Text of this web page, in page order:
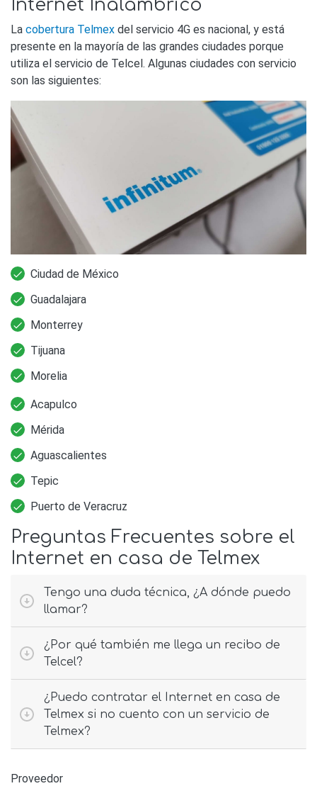
Internet Inalámbrico
La cobertura Telmex del servicio 4G es nacional, y está
presente en la mayoría de las grandes ciudades porque
utiliza el servicio de Telcel. Algunas ciudades con servicio
son las siguientes:
Ciudad de México
Guadalajara
Monterrey
Tijuana
Morelia
Acapulco
Mérida
Aguascalientes
Tepic
Puerto de Veracruz
Preguntas Frecuentes sobre el
Internet en casa de Telmex
Tengo una duda técnica, ¿A dónde puedo
llamar?
¿Por qué también me llega un recibo de
Telcel?
¿Puedo contratar el Internet en casa de
Telmex si no cuento con un servicio de
Telmex?
Proveedor